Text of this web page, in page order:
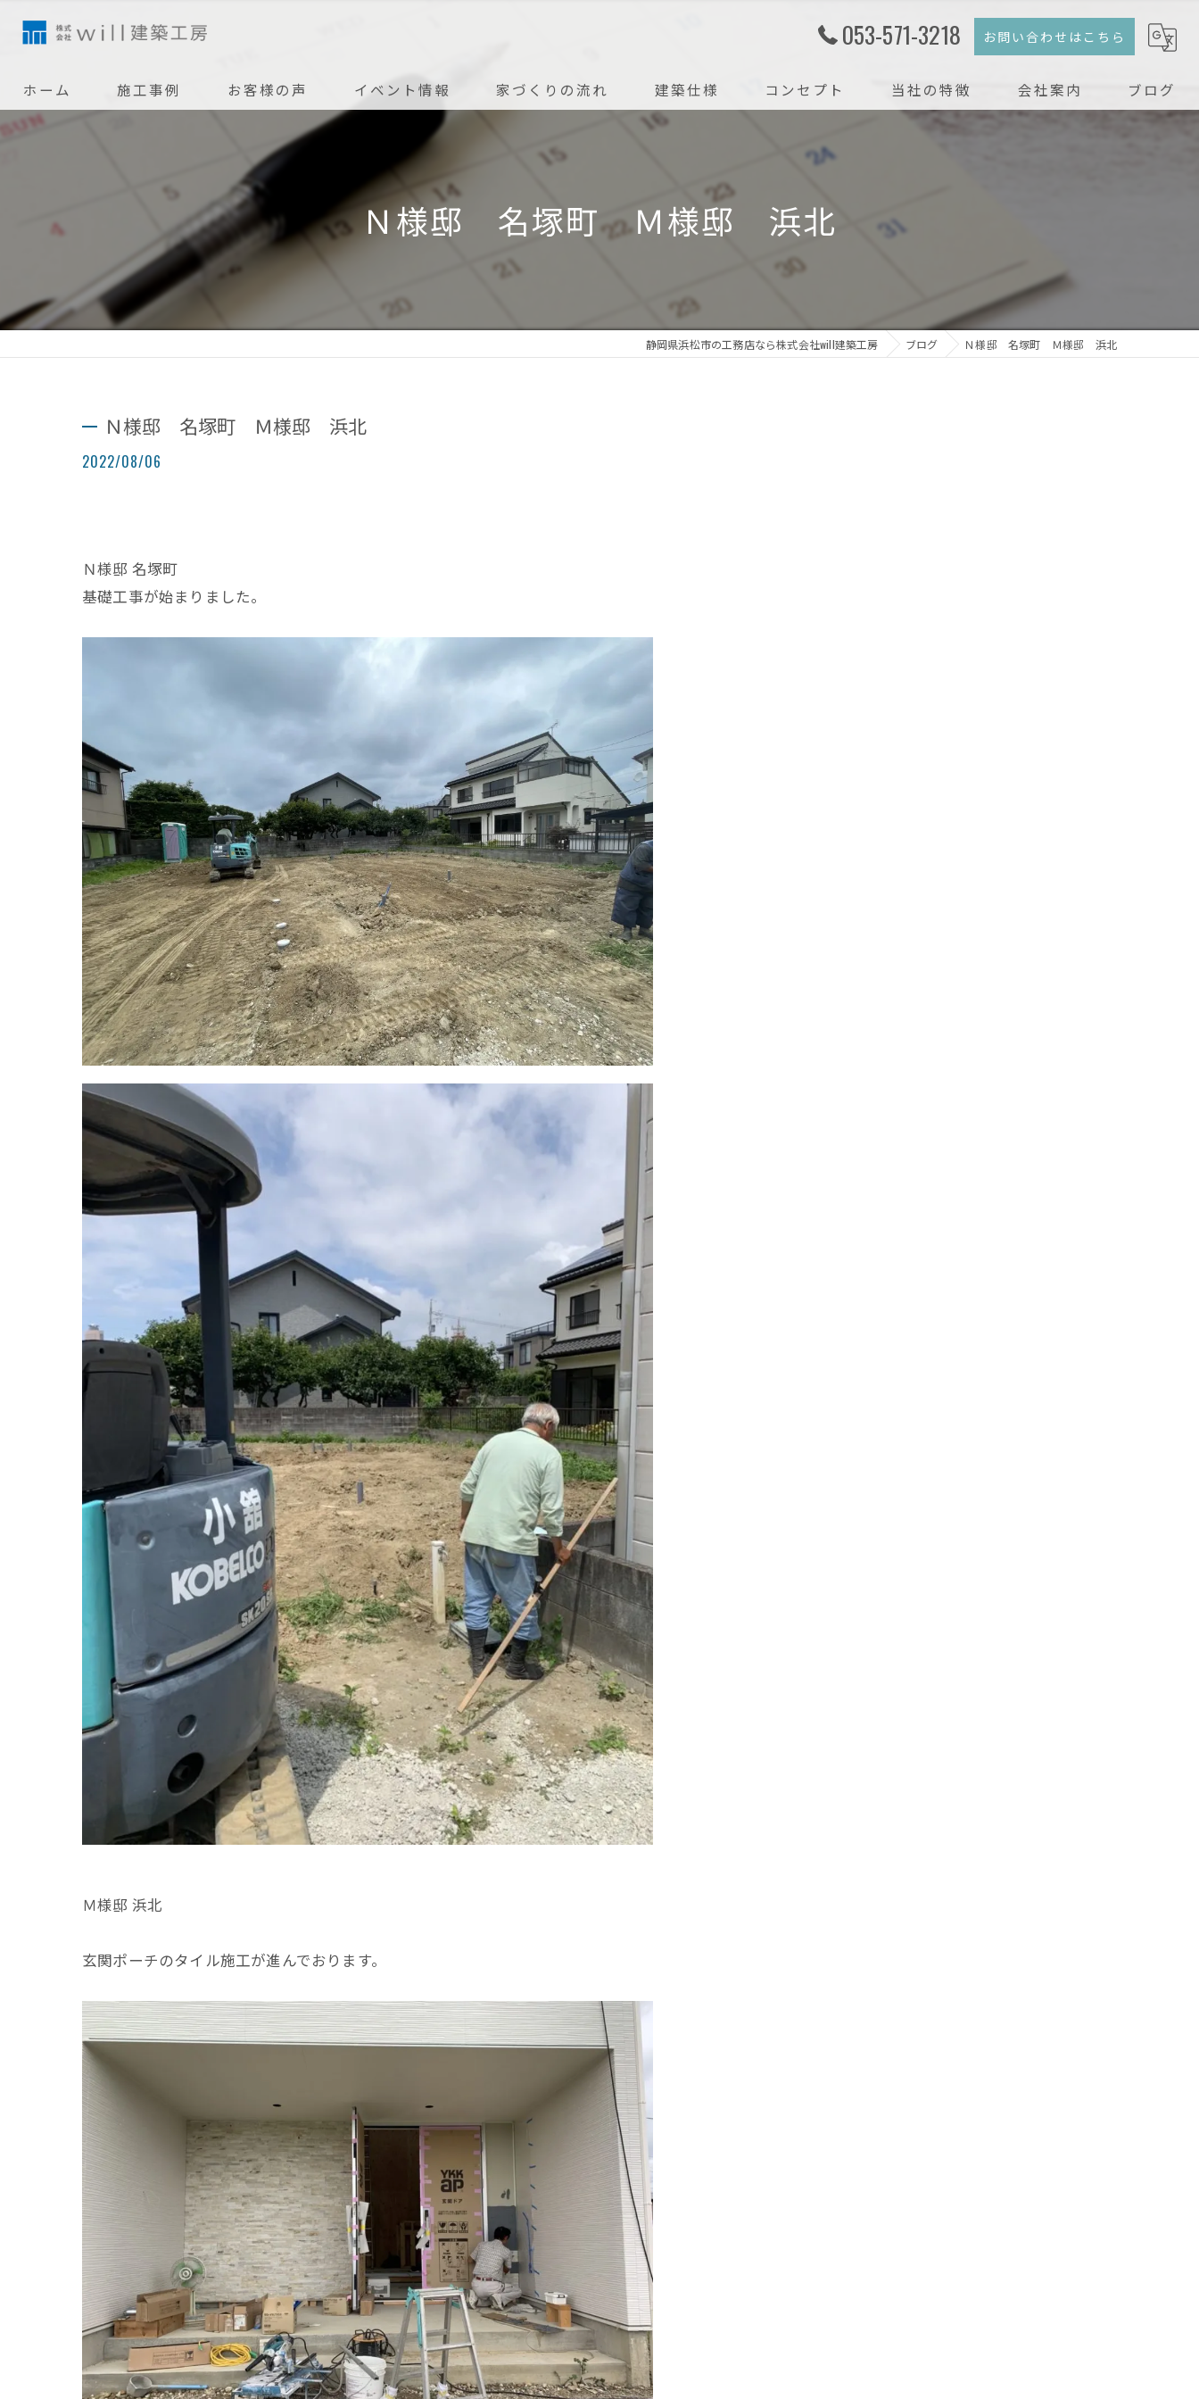
053-571-3218 お問い合わせはこちら
ホーム 施工事例 お客様の声 イベント情報 家づくりの流れ
アフターメンテナンス
建築仕様 コンセプト 当社の特徴
戸建て
リノベーション
会社案内 ブログ
Ｎ様邸 名塚町 Ｍ様邸 浜北
静岡県浜松市の工務店なら株式会社will建築工房 ブログ Ｎ様邸 名塚町 Ｍ様邸 浜北
Ｎ様邸 名塚町 Ｍ様邸 浜北
2022/08/06
Ｎ様邸 名塚町
基礎工事が始まりました。
Ｍ様邸 浜北
玄関ポーチのタイル施工が進んでおります。